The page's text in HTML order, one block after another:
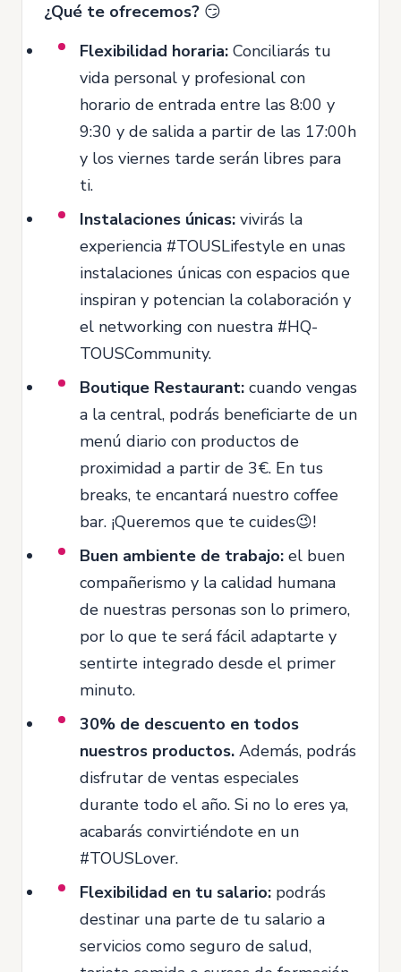
¿Qué te ofrecemos? 😏
Flexibilidad horaria: Conciliarás tu
vida personal y profesional con
horario de entrada entre las 8:00 y
9:30 y de salida a partir de las 17:00h
y los viernes tarde serán libres para
ti.
Instalaciones únicas: vivirás la
experiencia #TOUSLifestyle en unas
instalaciones únicas con espacios que
inspiran y potencian la colaboración y
el networking con nuestra #HQ-
TOUSCommunity.
Boutique Restaurant: cuando vengas
a la central, podrás beneficiarte de un
menú diario con productos de
proximidad a partir de 3€. En tus
breaks, te encantará nuestro coffee
bar. ¡Queremos que te cuides😉!
Buen ambiente de trabajo: el buen
compañerismo y la calidad humana
de nuestras personas son lo primero,
por lo que te será fácil adaptarte y
sentirte integrado desde el primer
minuto.
30% de descuento en todos
nuestros productos. Además, podrás
disfrutar de ventas especiales
durante todo el año. Si no lo eres ya,
acabarás convirtiéndote en un
#TOUSLover.
Flexibilidad en tu salario: podrás
destinar una parte de tu salario a
servicios como seguro de salud,